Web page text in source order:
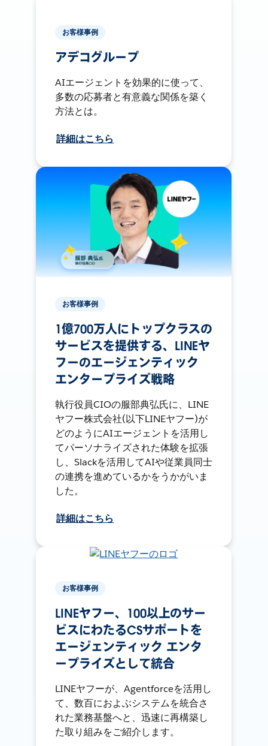
お客様事例
アデコグループ
AIエージェントを効果的に使って、
多数の応募者と有意義な関係を築く
方法とは。
詳細はこちら
お客様事例
1億700万人にトップクラスの
サービスを提供する、LINEヤ
フーのエージェンティック
エンタープライズ戦略
執行役員CIOの服部典弘氏に、LINE
ヤフー株式会社(以下LINEヤフー)が
どのようにAIエージェントを活用し
てパーソナライズされた体験を拡張
し、Slackを活用してAIや従業員同士
の連携を進めているかをうかがいま
した。
詳細はこちら
お客様事例
LINEヤフー、100以上のサー
ビスにわたるCSサポートを
エージェンティック エンタ
ープライズとして統合
LINEヤフーが、Agentforceを活用し
て、数百におよぶシステムを統合さ
れた業務基盤へと、迅速に再構築し
た取り組みをご紹介します。